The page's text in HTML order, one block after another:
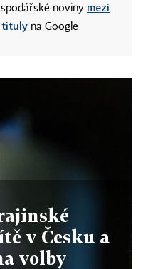
noviny mezi
tituly na Google
v Česku a
volby